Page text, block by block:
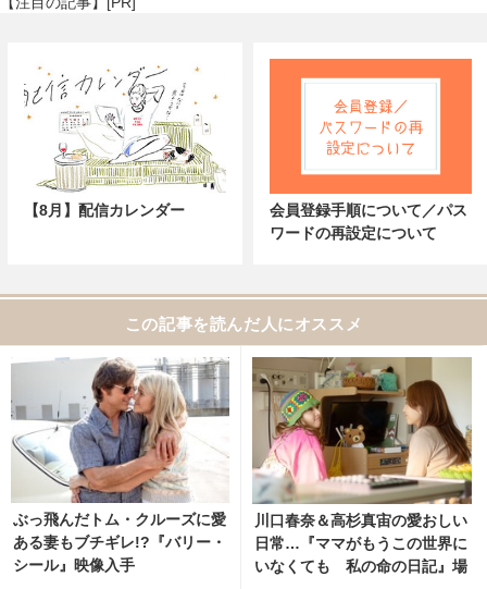
【8月】配信カレンダー
会員登録手順について／パス
ワードの再設定について
この記事を読んだ人にオススメ
ぶっ飛んだトム・クルーズに愛
ある妻もブチギレ!?『バリー・
シール』映像入手
川口春奈＆高杉真宙の愛おしい
日常…『ママがもうこの世界に
いなくても 私の命の日記』場